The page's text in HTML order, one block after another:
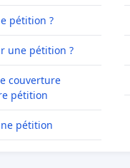
pétition ?
une pétition ?
couverture
pétition
pétition